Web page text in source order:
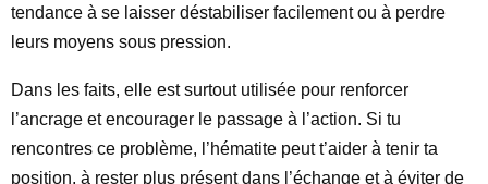
tendance à se laisser déstabiliser facilement ou à perdre
leurs moyens sous pression.
Dans les faits, elle est surtout utilisée pour renforcer
l’ancrage et encourager le passage à l’action. Si tu
rencontres ce problème, l’hématite peut t’aider à tenir ta
position, à rester plus présent dans l’échange et à éviter de